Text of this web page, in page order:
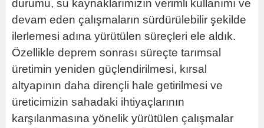
durumu, su kaynaklarımızın verimli kullanımı ve
devam eden çalışmaların sürdürülebilir şekilde
ilerlemesi adına yürütülen süreçleri ele aldık.
Özellikle deprem sonrası süreçte tarımsal
üretimin yeniden güçlendirilmesi, kırsal
altyapının daha dirençli hale getirilmesi ve
üreticimizin sahadaki ihtiyaçlarının
karşılanmasına yönelik yürütülen çalışmalar